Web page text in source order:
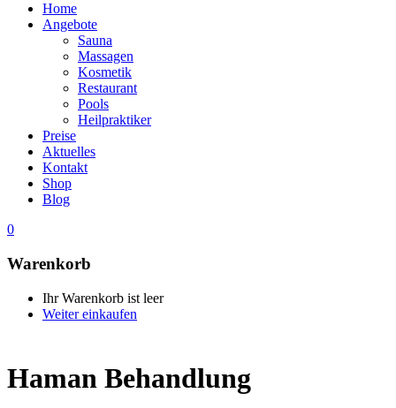
Home
Angebote
Sauna
Massagen
Kosmetik
Restaurant
Pools
Heilpraktiker
Preise
Aktuelles
Kontakt
Shop
Blog
0
Warenkorb
Ihr Warenkorb ist leer
Weiter einkaufen
Haman Behandlung